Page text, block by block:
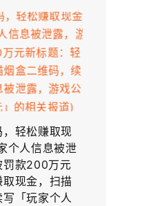
轻松赚取现
个人信息被泄
罚款200万元
现金，扫描
「玩家个人